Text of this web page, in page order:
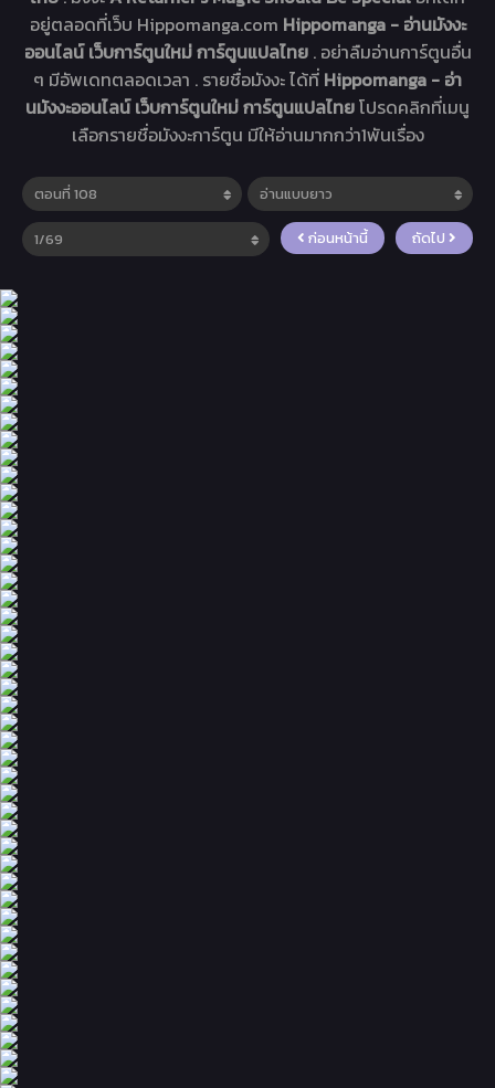
อยู่ตลอดที่เว็บ Hippomanga.com Hippomanga - อ่านมังงะ
ออนไลน์ เว็บการ์ตูนใหม่ การ์ตูนแปลไทย . อย่าลืมอ่านการ์ตูนอื่น
ๆ มีอัพเดทตลอดเวลา . รายชื่อมังงะ ได้ที่ Hippomanga - อ่า
นมังงะออนไลน์ เว็บการ์ตูนใหม่ การ์ตูนแปลไทยโปรดคลิกที่เมนู
เลือกรายชื่อมังงะการ์ตูน มีให้อ่านมากกว่า1พันเรื่อง
ก่อนหน้านี้ ถัดไป